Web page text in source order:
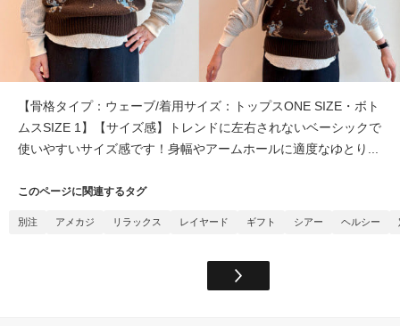
【骨格タイプ：ウェーブ/着用サイズ：トップスONE SIZE・ボト
ムスSIZE 1】【サイズ感】トレンドに左右されないベーシックで
使いやすいサイズ感です！身幅やアームホールに適度なゆとり...
このページに関連するタグ
別注 アメカジ リラックス レイヤード ギフト シアー ヘルシー